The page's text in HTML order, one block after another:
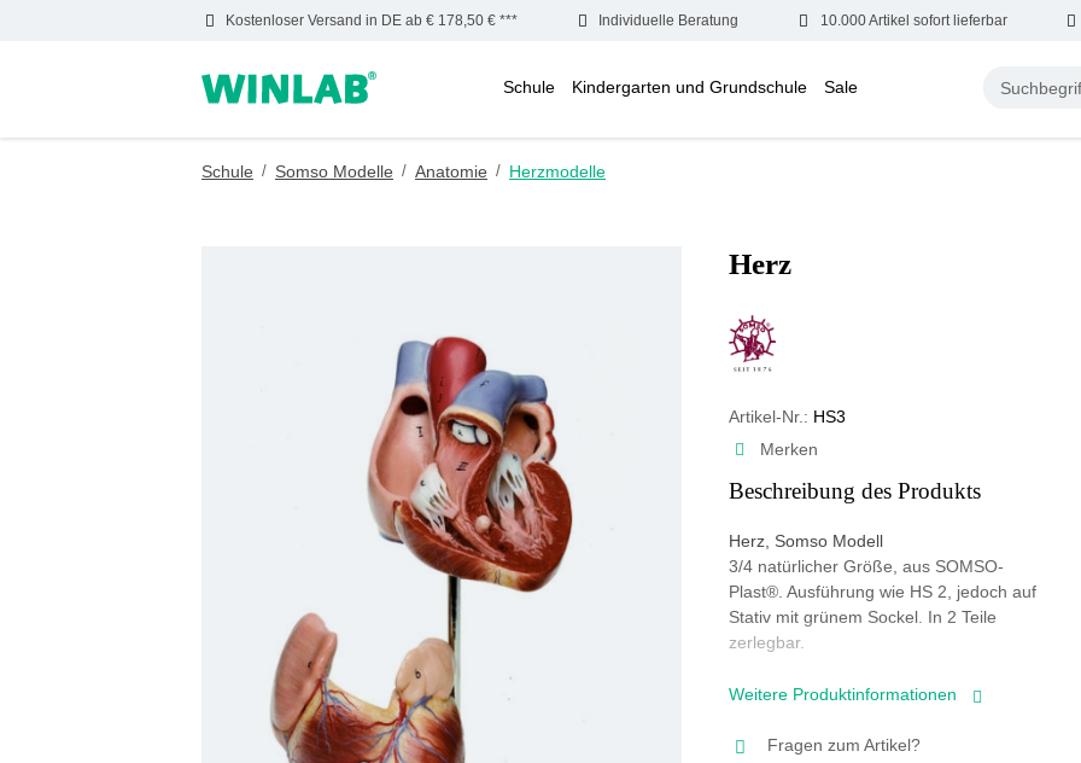
Zur Hauptnavigation springen
Kostenloser Versand in DE ab € 178,50 € *** Individuelle Beratung 10.000 Artikel sofort lieferbar
Schule Kindergarten und Grundschule Sale
Schule / Somso Modelle / Anatomie / Herzmodelle
Herz
Artikel-Nr.: HS3
Merken
Beschreibung des Produkts
Herz, Somso Modell
3/4 natürlicher Größe, aus SOMSO-
Plast®. Ausführung wie HS 2, jedoch auf
Stativ mit grünem Sockel. In 2 Teile
zerlegbar.
Weitere Produktinformationen
Fragen zum Artikel?